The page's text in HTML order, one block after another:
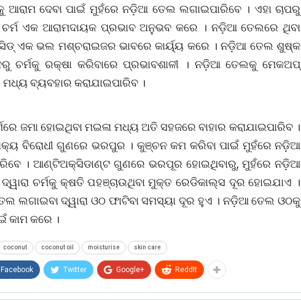
ଆରାମ ଦେବା ପାଇଁ ମୁହଁରେ ନଡ଼ିଆ ତେଲ ଲଗାଇପାରିବେ । ଏହା ଚାପରୁ
ଏକ ଆରାମଦାୟକ ପ୍ରଭାବ ଅନୁଭବ କରେ । ନଡ଼ିଆ ତେଲରେ ଥିବା
ଏକ ଭଲ ମଶ୍ଚରାଇଜର ଭାବରେ କାର୍ୟ୍ୟ କରେ । ନଡ଼ିଆ ତେଲ ଶୁଷ୍କ
ଚର୍ମକୁ ରକ୍ଷା କରିବାରେ ପ୍ରଭାବଶାଳୀ । ନଡ଼ିଆ ତେଲକୁ ମେକଅପ୍
ବ୍ୟବହାର କରାଯାଇପାରିବ ।
ଜମା ହୋଇଥିବା ମଇଳା ମଧ୍ୟ ଅତି ସହଜରେ ବାହାର କରାଯାଇପାରିବ ।
ବିରୋଧୀ ଗୁଣରେ ଭରପୁର । କୁଞ୍ଚନ କମ କରିବା ପାଇଁ ମୁହଁରେ ନଡ଼ିଆ
। ଆଣ୍ଟିଅକ୍ସିଡାଣ୍ଟ ଗୁଣରେ ଭରପୂର ହୋଇଥିବାରୁ, ମୁହଁରେ ନଡ଼ିଆ
ଚର୍ମକୁ କ୍ଷତି ପହଞ୍ଚାଉଥିବା ମୁକ୍ତ ରେଡିକାଲ୍ସ ଦୂର ହୋଇଯାଏ ।
ଲଗାଇବା ଦ୍ୱାରା ଓଠ ଫାଟିବା ସମସ୍ୟା ଦୂର ହୁଏ । ନଡ଼ିଆ ତେଲ ଓଠକୁ
କାମ କରେ ।
coconut coconut oil moisturise skin care
Facebook Twitter Google+ ReddIt